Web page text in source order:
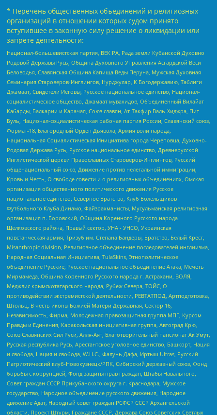
* Перечень общественных объединений и религиозных
организаций в отношении которых судом принято
вступившее в законную силу решение о ликвидации или
запрете деятельности:
Национал-большевистская партия, ВЕК РА, Рада земли Кубанской Духовно
Родовой Державы Русь, Община Духовного Управления Асгардской Веси
Беловодья, Славянская Община Капища Веды Перуна, Мужская Духовная
Семинария Староверов-Инглингов, Нурджулар, К Богодержавию, Таблиги
Джамаат, Свидетели Иеговы, Русское национальное единство, Национал-
социалистическое общество, Джамаат мувахидов, Объединенный Вилайат
Кабарды, Балкарии и Карачая, Союз славян, Ат-Такфир Валь-Хиджра, Пит
Буль, Национал-социалистическая рабочая партия России, Славянский союз,
Формат-18, Благородный Орден Дьявола, Армия воли народа,
Национальная Социалистическая Инициатива города Череповца, Духовно-
Родовая Держава Русь, Русское национальное единство, Древнерусской
Инглистической церкви Православных Староверов-Инглингов, Русский
общенациональный союз, Движение против нелегальной иммиграции,
Кровь и Честь, О свободе совести и о религиозных объединениях, Омская
организация общественного политического движения Русское
национальное единство, Северное Братство, Клуб Болельщиков
Футбольного Клуба Динамо, Файзрахманисты, Мусульманская религиозная
организация п. Боровский, Община Коренного Русского народа
Щелковского района, Правый сектор, УНА - УНСО, Украинская
повстанческая армия, Тризуб им. Степана Бандеры, Братство, Белый Крест,
Misanthropic division, Религиозное объединение последователей инглиизма,
Народная Социальная Инициатива, TulaSkins, Этнополитическое
объединение Русские, Русское национальное объединение Атака, Мечеть
Мирмамеда, Община Коренного Русского народа г. Астрахани, ВОЛЯ,
Меджлис крымскотатарского народа, Рубеж Севера, ТОЙС, О
противодействии экстремистской деятельности, РЕВТАТПОД, Артподготовка,
Штольц, В честь иконы Божией Матери Державная, Сектор 16,
Независимость, Фирма, Молодежная правозащитная группа МПГ, Курсом
Правды и Единения, Каракольская инициативная группа, Автоград Крю,
Союз Славянских Сил Руси, Алля-Аят, Благотворительный пансионат Ак Умут,
Русская республика Русь, Арестантское уголовное единство, Башкорт, Нация
и свобода, Нация и свобода, W.H.С., Фалунь Дафа, Иртыш Ultras, Русский
Патриотический клуб-Новокузнецк/РПК, Сибирский державный союз, Фонд
борьбы с коррупцией, Фонд защиты прав граждан, Штабы Навального,
Совет граждан СССР Прикубанского округа г. Краснодара, Мужское
государство, Народное объединение русского движения, Народное
движение Адат, Народный совет граждан РСФСР СССР Архангельской
области, Проект Штурм, Граждане СССР, Держава Союз Советских Светлых